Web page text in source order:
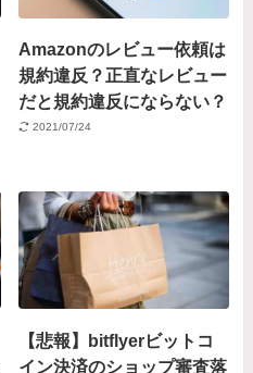
Amazonのレビュー依頼は
規約違反？正直なレビュー
だと規約違反にならない？
2021/07/24
【悲報】bitflyerビットコ
イン決済のショップ審査落